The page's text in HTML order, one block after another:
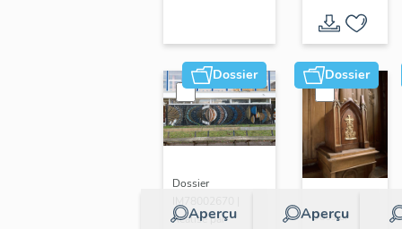
Dossier
Aperçu
Dossier
IM78002670 |
Réalisé par
Dossier
Aperçu
Dossier